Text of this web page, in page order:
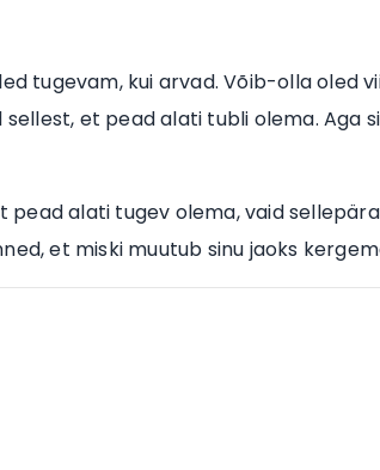
tugevam, kui arvad. Võib-olla oled
et pead alati tubli olema. Aga
pead alati tugev olema, vaid
et miski muutub sinu jaoks